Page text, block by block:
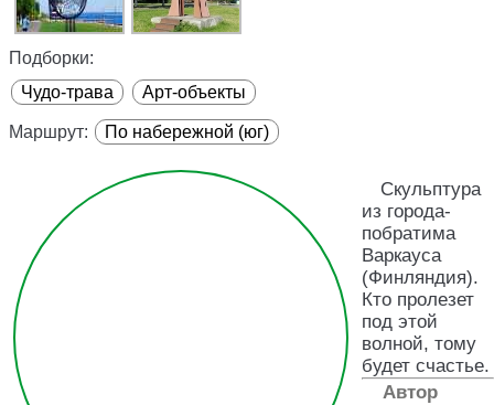
Подборки:
Чудо-трава
Арт-объекты
Маршрут: По набережной (юг)
Скульптура
из города-
побратима
Варкауса
(Финляндия).
Кто пролезет
под этой
волной, тому
будет счастье.
Автор